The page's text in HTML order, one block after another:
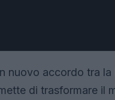
nuovo accordo tra
di trasformare il